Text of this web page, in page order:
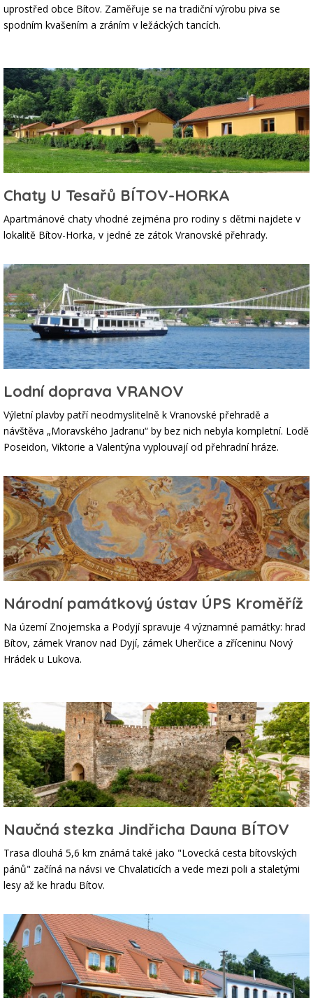
uprostřed obce Bítov. Zaměřuje se na tradiční výrobu piva se
spodním kvašením a zráním v ležáckých tancích.
Chaty U Tesařů BÍTOV-HORKA
Apartmánové chaty vhodné zejména pro rodiny s dětmi najdete v
lokalitě Bítov-Horka, v jedné ze zátok Vranovské přehrady.
Lodní doprava VRANOV
Výletní plavby patří neodmyslitelně k Vranovské přehradě a
návštěva „Moravského Jadranu“ by bez nich nebyla kompletní. Lodě
Poseidon, Viktorie a Valentýna vyplouvají od přehradní hráze.
Národní památkový ústav ÚPS Kroměříž
Na území Znojemska a Podyjí spravuje 4 významné památky: hrad
Bítov, zámek Vranov nad Dyjí, zámek Uherčice a zříceninu Nový
Hrádek u Lukova.
Naučná stezka Jindřicha Dauna BÍTOV
Trasa dlouhá 5,6 km známá také jako "Lovecká cesta bítovských
pánů" začíná na návsi ve Chvalaticích a vede mezi poli a staletými
lesy až ke hradu Bítov.